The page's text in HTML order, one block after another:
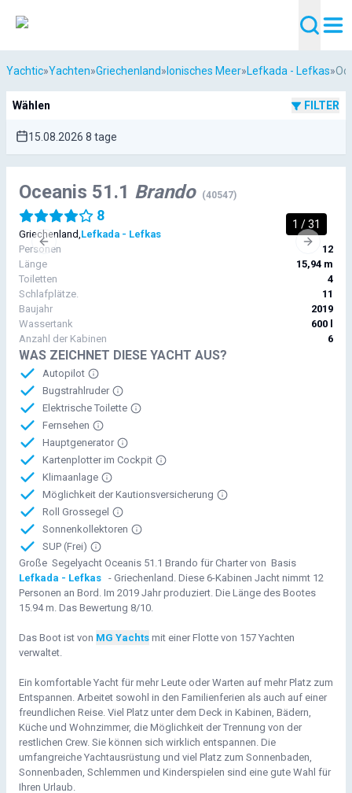
Yachtic»Yachten»Griechenland» Ionisches Meer»Lefkada - Lefkas»
Wählen FILTER
15.08.2026 8 tage
Oceanis 51.1 Brando (40547)
8
Griechenland,Lefkada - Lefkas
Previous slide Next
1 /31
Personen
12
Länge
15,94 m
Toiletten
4
Schlafplätze.
11
Baujahr
2019
Wassertank
600 l
Anzahl der Kabinen
6
WAS ZEICHNET DIESE YACHT AUS?
Autopilot
Bugstrahlruder
Elektrische Toilette
Fernsehen
Hauptgenerator
Kartenplotter im Cockpit
Klimaanlage
Möglichkeit der Kautionsversicherung
Roll Grossegel
Sonnenkollektoren
SUP (Frei)
Große Segelyacht Oceanis 51.1 Brando für Charter von Basis
Lefkada - Lefkas - Griechenland. Diese 6-Kabinen Jacht nimmt 12
Personen an Bord. Im 2019 Jahr produziert. Die Länge des Bootes
15.94 m. Das Bewertung 8/10.
Das Boot ist von MG Yachts mit einer Flotte von 157 Yachten
verwaltet.
Ein komfortable Yacht für mehr Leute oder Warten auf mehr Platz zum
Entspannen. Arbeitet sowohl in den Familienferien als auch auf einer
freundlichen Reise. Viel Platz unter dem Deck in Kabinen, Bädern,
Küche und Wohnzimmer, die Möglichkeit der Trennung von der
restlichen Crew. Sie können sich wirklich entspannen. Die
umfangreiche Yachtausrüstung und viel Platz zum Sonnenbaden,
Sonnenbaden, Schlemmen und Kinderspielen sind eine gute Wahl für
Ihren Urlaub.